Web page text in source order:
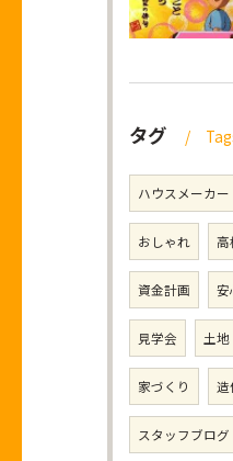
タグ
ハウスメーカー
おしゃれ 高
資金計画 安
見学会 土地
家づくり 造
スタッフブログ